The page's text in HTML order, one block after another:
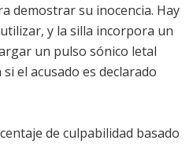
demostrar su inocencia. Hay
y la silla incorpora un
un pulso sónico letal
el acusado es declarado
de culpabilidad basado